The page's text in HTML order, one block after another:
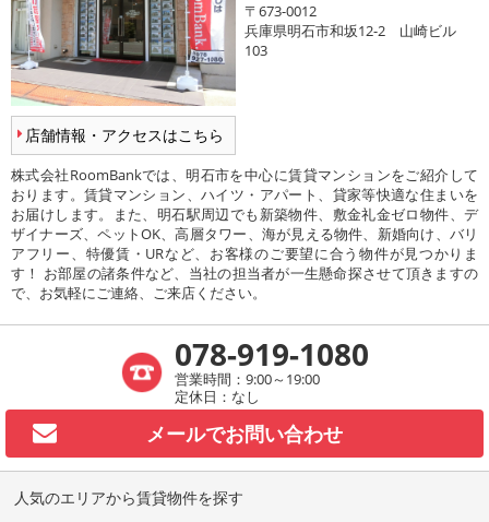
店舗情報・アクセスはこちら
〒673-0012
兵庫県明石市和坂12-2 山崎ビル
103
株式会社RoomBankでは、明石市を中心に賃貸マンションをご紹介して
おります。賃貸マンション、ハイツ・アパート、貸家等快適な住まいを
お届けします。また、明石駅周辺でも新築物件、敷金礼金ゼロ物件、デ
ザイナーズ、ペットOK、高層タワー、海が見える物件、新婚向け、バリ
アフリー、特優賃・URなど、お客様のご要望に合う物件が見つかりま
す！ お部屋の諸条件など、当社の担当者が一生懸命探させて頂きますの
で、お気軽にご連絡、ご来店ください。
078-919-1080
営業時間：9:00～19:00
定休日：なし
メールでお問い合わせ
人気のエリアから賃貸物件を探す